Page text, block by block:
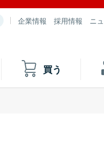
企業情報 採用情報 ニ
買う